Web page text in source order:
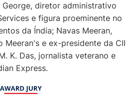
George, diretor administrativo
e figura proeminente no
da Índia; Navas Meeran,
Meeran's e ex-presidente da CII
K. Das, jornalista veterano e
Express.